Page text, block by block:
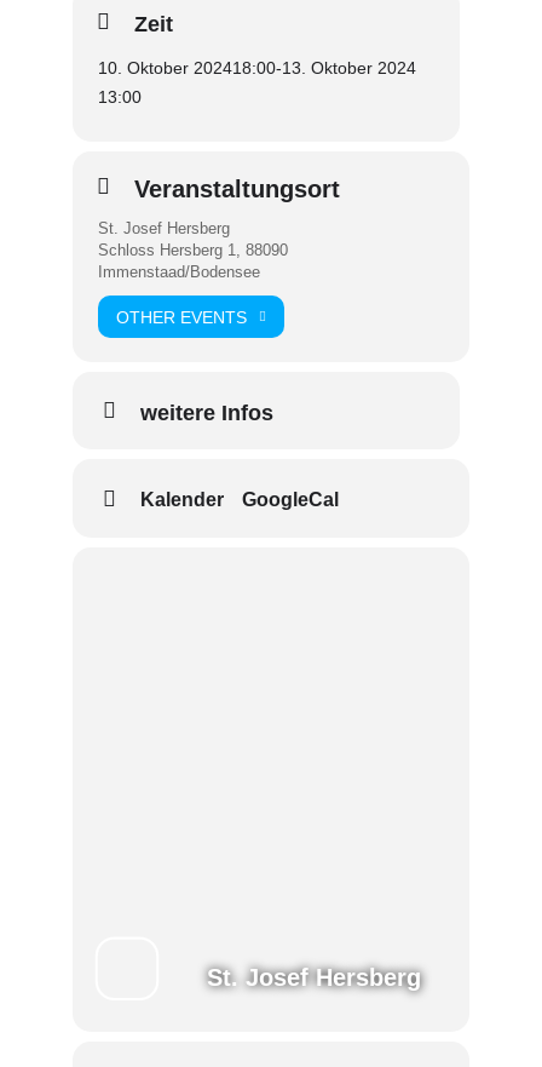
Zeit
10. Oktober 202418:00-13. Oktober 2024
13:00
Veranstaltungsort
St. Josef Hersberg
Schloss Hersberg 1, 88090
Immenstaad/Bodensee
OTHER EVENTS
weitere Infos
Kalender GoogleCal
St. Josef Hersberg